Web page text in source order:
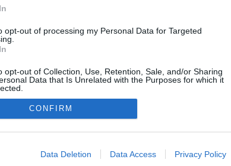
opt-out of processing my Personal Data for Targeted
opt-out of Collection, Use, Retention, Sale, and/or Sharing
Data that Is Unrelated with the Purposes for which it
allow Google to enable storage related to advertising like
CONFIRM
Data Deletion Data Access Privacy Policy
Eleink hagyománya